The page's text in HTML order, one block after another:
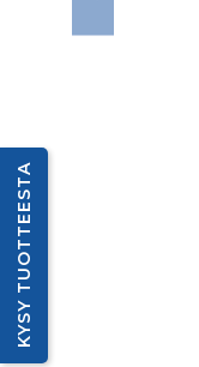
KYSY TUOTTEESTA